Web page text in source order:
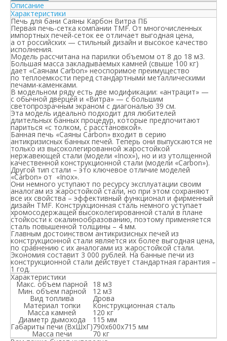
Описание
Характеристики
Печь для бани Саяны Карбон Витра ПБ
Первая печь-сетка компании TMF. От многочисленных
импортных печей-сеток ее отличает выгодная цена,
а от российских — стильный дизайн и высокое качество
исполнения.
Модель рассчитана на парилки объемом от 8 до 18 м3.
Большая масса закладываемых камней (свыше 100 кг)
дает «Саянам Carbon» неоспоримое преимущество
по теплоемкости перед стандартными металлическими
печами-каменками.
В модельном ряду есть две модификации: «антрацит» —
с обычной дверцей и «Витра» — с большим
светопрозрачным экраном с диагональю 39 см.
Эта модель идеально подходит для любителей
длительных банных процедур, которые предпочитают
париться «с толком, с расстановкой».
Банная печь «Саяны Carbon» входит в серию
антикризисных банных печей. Теперь они выпускаются не
только из высоколегированной жаростойкой
нержавеющей стали (модели «Inox»), но и из утолщенной
качественной конструкционной стали (модели «Carbon»).
Другой тип стали – это ключевое отличие моделей
«Carbon» от «Inox».
Они немного уступают по ресурсу эксплуатации своим
аналогам из жаростойкой стали, но при этом сохраняют
все их свойства – эффективный функционал и фирменный
дизайн TMF. Конструкционная сталь немного уступает
хромосодержащей высоколегированной стали в плане
стойкости к окалинообразованию, поэтому применяется
сталь повышенной толщины – 4 мм.
Главным достоинством антикризисных печей из
конструкционной стали является их более выгодная цена,
по сравнению с их аналогами из жаростойкой стали.
Экономия составит 3 000 рублей. На банные печи из
конструкционной стали действует стандартная гарантия –
1 год.
Характеристики
Макс. объем парной 18 м3
Мин. объем парной 12 м3
Вид топлива Дрова
Материал топки Конструкционная сталь
Масса камней 120 кг
Диаметр дымохода 115 мм
Габариты печи (ВхШхГ)790x600x715 мм
Масса печи
70 кг